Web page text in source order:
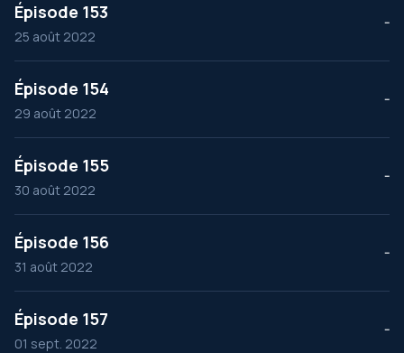
Épisode 153
25 août 2022
--
Épisode 154
29 août 2022
--
Épisode 155
30 août 2022
--
Épisode 156
31 août 2022
--
Épisode 157
01 sept. 2022
--